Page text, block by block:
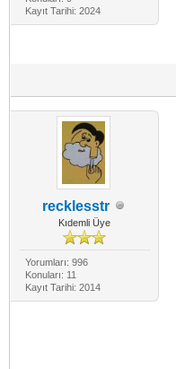
Kayıt Tarihi: 2024
recklesstr
Kıdemli Üye
Yorumları: 996
Konuları: 11
Kayıt Tarihi: 2014